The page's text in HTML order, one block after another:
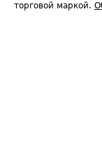
торговой маркой.